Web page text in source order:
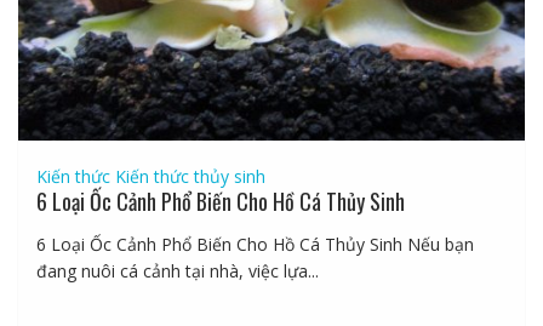
Kiến thức Kiến thức thủy sinh
6 Loại Ốc Cảnh Phổ Biến Cho Hồ Cá Thủy Sinh
6 Loại Ốc Cảnh Phổ Biến Cho Hồ Cá Thủy Sinh Nếu bạn
đang nuôi cá cảnh tại nhà, việc lựa...